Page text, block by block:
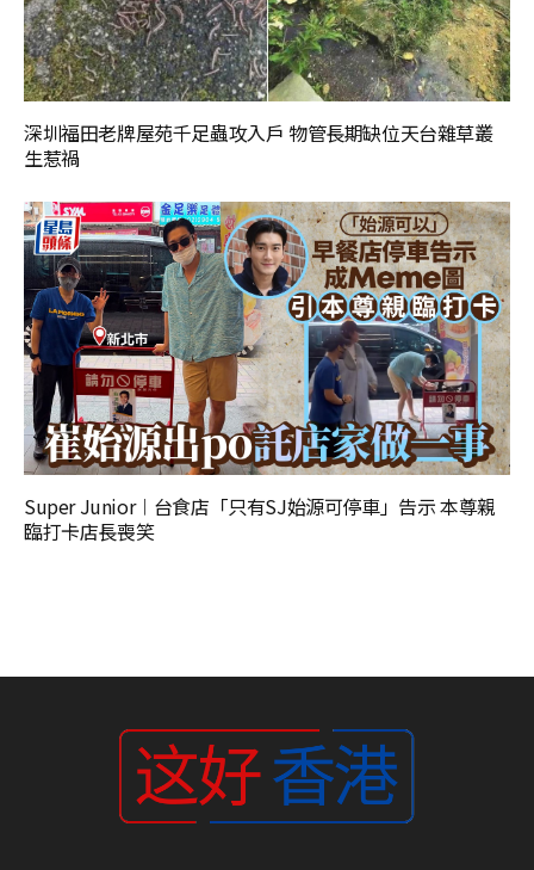
深圳福田老牌屋苑千足蟲攻入戶 物管長期缺位天台雜草叢
生惹禍
Super Junior︱台食店「只有SJ始源可停車」告示 本尊親
臨打卡店長喪笑